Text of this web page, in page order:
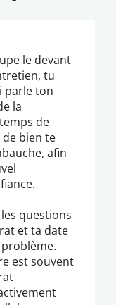
le devant
tu
parle ton
la
de
bien te
afin
questions
et ta date
est souvent